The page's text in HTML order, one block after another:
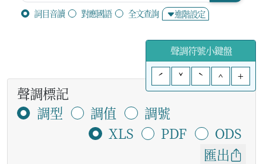
詞目音讀 對應國語 全文查詢 進階設定
聲調符號小鍵盤
ˊ
ˇ ˋ ^ +
聲調標記
調型
調值
調號
XLS
PDF
ODS
匯出